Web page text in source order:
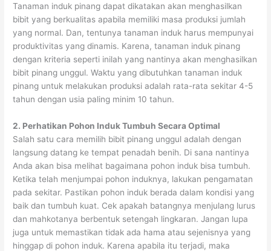
Tanaman induk pinang dapat dikatakan akan menghasilkan
bibit yang berkualitas apabila memiliki masa produksi jumlah
yang normal. Dan, tentunya tanaman induk harus mempunyai
produktivitas yang dinamis. Karena, tanaman induk pinang
dengan kriteria seperti inilah yang nantinya akan menghasilkan
bibit pinang unggul. Waktu yang dibutuhkan tanaman induk
pinang untuk melakukan produksi adalah rata-rata sekitar 4-5
tahun dengan usia paling minim 10 tahun.
2. Perhatikan Pohon Induk Tumbuh Secara Optimal
Salah satu cara memilih bibit pinang unggul adalah dengan
langsung datang ke tempat penadah benih. Di sana nantinya
Anda akan bisa melihat bagaimana pohon induk bisa tumbuh.
Ketika telah menjumpai pohon induknya, lakukan pengamatan
pada sekitar. Pastikan pohon induk berada dalam kondisi yang
baik dan tumbuh kuat. Cek apakah batangnya menjulang lurus
dan mahkotanya berbentuk setengah lingkaran. Jangan lupa
juga untuk memastikan tidak ada hama atau sejenisnya yang
hinggap di pohon induk. Karena apabila itu terjadi, maka